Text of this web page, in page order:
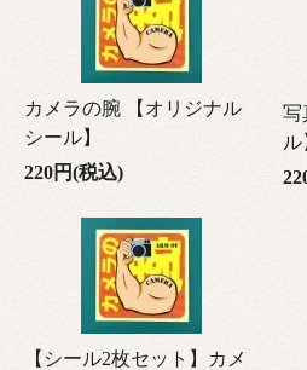
カメラの腕 【オリジナル
シール】
220円(税込)
写
ル
【シール2枚セット】カメ